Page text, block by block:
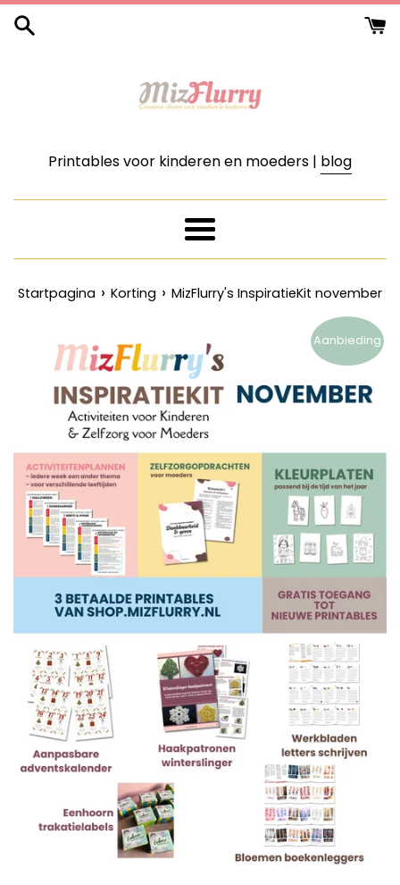
Meteen
naar
Printables voor kinderen en moeders | blog
Menu
Startpagina › Korting › MizFlurry's InspiratieKit november
Aanbieding